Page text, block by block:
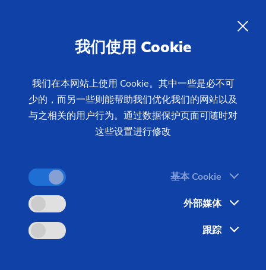
埃马克集团拥有各种精湛的加工工艺
——与国际化定位相结合，集团可为
员工开创新的任务领域并提供巨大的
我们使用 Cookie
我们在本网站上使用 Cookie。其中一些是必不可
少的，而另一些则能帮助我们优化我们的网站以及
与之相关的用户行为。通过数据保护页面可随时对
这些设置进行修改
基本 Cookie
外部媒体
跟踪